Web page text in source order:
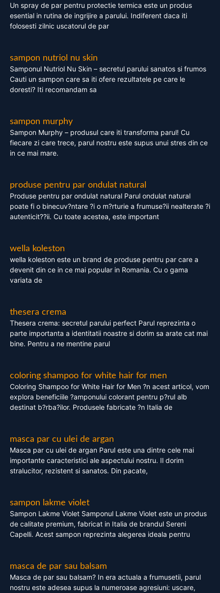
Un spray de par pentru protectie termica este un produs
esential in rutina de ingrijire a parului. Indiferent daca iti
folosesti zilnic uscatorul de par
sampon nutriol nu skin
Samponul Nutriol Nu Skin – secretul parului sanatos si frumos
Cauti un sampon care sa iti ofere rezultatele pe care le
doresti? Iti recomandam sa
sampon murphy
Sampon Murphy – produsul care iti transforma parul! Cu
fiecare zi care trece, parul nostru este supus unui stres din ce
in ce mai mare.
produse pentru par ondulat natural
Produse pentru par ondulat natural Parul ondulat natural
poate fi o binecuv?ntare ?i o m?rturie a frumuse?ii nealterate ?i
autenticit??ii. Cu toate acestea, este important
wella koleston
wella koleston este un brand de produse pentru par care a
devenit din ce in ce mai popular in Romania. Cu o gama
variata de
thesera crema
Thesera crema: secretul parului perfect Parul reprezinta o
parte importanta a identitatii noastre si dorim sa arate cat mai
bine. Pentru a ne mentine parul
coloring shampoo for white hair for men
Coloring Shampoo for White Hair for Men ?n acest articol, vom
explora beneficiile ?amponului colorant pentru p?rul alb
destinat b?rba?ilor. Produsele fabricate ?n Italia de
masca par cu ulei de argan
Masca par cu ulei de argan Parul este una dintre cele mai
importante caracteristici ale aspectului nostru. Il dorim
stralucitor, rezistent si sanatos. Din pacate,
sampon lakme violet
Sampon Lakme Violet Samponul Lakme Violet este un produs
de calitate premium, fabricat in Italia de brandul Sereni
Capelli. Acest sampon reprezinta alegerea ideala pentru
masca de par sau balsam
Masca de par sau balsam? In era actuala a frumusetii, parul
nostru este adesea supus la numeroase agresiuni: uscare,